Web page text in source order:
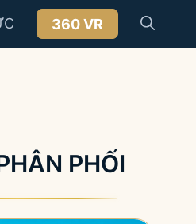
360 VR
PHỐI